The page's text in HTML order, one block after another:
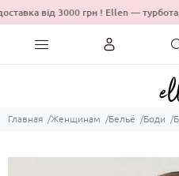
від 3000 грн ! Ellen —
Главная Женщинам Бельё Боди